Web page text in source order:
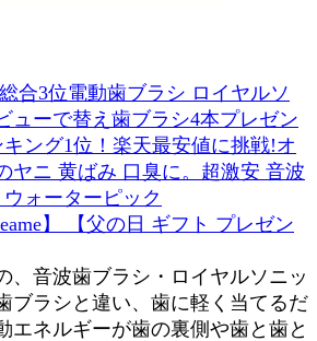
合3位電動歯ブラシ ロイヤルソ
ーで替え歯ブラシ4本プレゼン
ング1位！楽天最安値に挑戦!オ
ヤニ 黄ばみ 口臭に。超激安 音波
ォーターピック
】 【父の日 ギフト プレゼン
、音波歯ブラシ・ロイヤルソニッ
ブラシと違い、歯に軽く当てるだ
エネルギーが歯の裏側や歯と歯と